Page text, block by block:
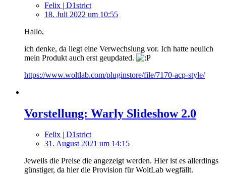
Felix | D1strict
18. Juli 2022 um 10:55
Hallo,
ich denke, da liegt eine Verwechslung vor. Ich hatte neulich
mein Produkt auch erst geupdated.
https://www.woltlab.com/pluginstore/file/7170-acp-style/
Vorstellung: Warly Slideshow 2.0
Felix | D1strict
31. August 2021 um 14:15
Jeweils die Preise die angezeigt werden. Hier ist es allerdings
günstiger, da hier die Provision für WoltLab wegfällt.